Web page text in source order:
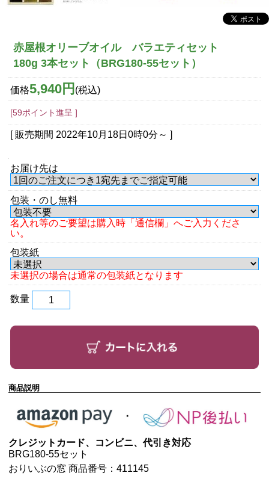
赤屋根オリーブオイル バラエティセット
180g 3本セット（BRG180-55セット）
価格5,940円 (税込)
[59ポイント進呈 ]
[ 販売期間 2022年10月18日0時0分 ～ ]
お届け先は
包装・のし無料
名入れ等のご要望は購入時「通信欄」へご入力くださ
い。
包装紙
未選択の場合は通常の包装紙となります
数量
商品説明
クレジットカード、コンビニ、代引き対応
BRG180-55セット
おりいぶの窓 商品番号：411145